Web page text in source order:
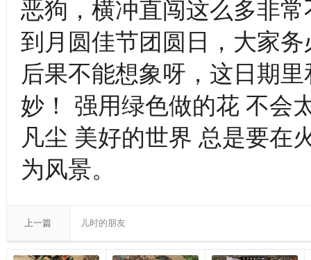
恶狗，横冲直闯这么多非
到月圆佳节团圆日，大家
后果不能想象呀，这日期
妙！ 强用绿色做的花 不会
凡尘 美好的世界 总是要在
为风景。
上一篇 儿时的朋友